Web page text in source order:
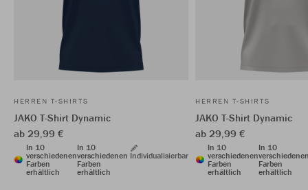
HERREN T-SHIRTS
JAKO T-Shirt Dynamic
ab 29,99 €
In 10
verschiedenen
Farben
erhältlich
In 10
verschiedenen
Farben
erhältlich
Individualisierbar
HERREN T-SHIRTS
JAKO T-Shirt Dynamic
ab 29,99 €
In 10
verschiedenen
Farben
erhältlich
In 10
Farben
erhältlich